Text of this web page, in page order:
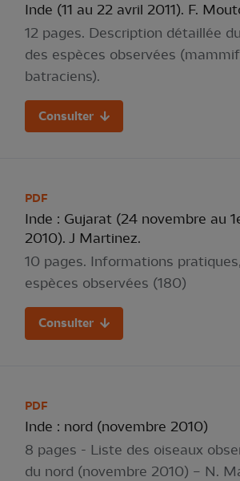
Inde (11 au 22 avril 2011). F.
12 pages. Description détaillée
des espèces observées
batraciens).
Consulter
PDF
Inde : Gujarat (24 novembre au
2010). J Martinez.
10 pages. Informations
espèces observées (180)
Consulter
PDF
Inde : nord (novembre 2010)
8 pages - Liste des oiseaux
du nord (novembre 2010) – N.